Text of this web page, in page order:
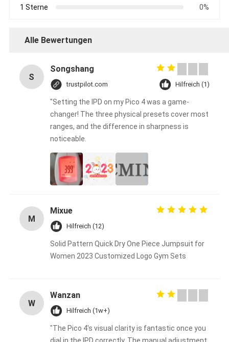
1 Sterne
0%
Alle Bewertungen
S
Songshang
trustpilot.com Hilfreich (1)
"Setting the IPD on my Pico 4 was a game-
changer! The three physical presets cover most
ranges, and the difference in sharpness is
noticeable.
M
Mixue
Hilfreich (12)
Solid Pattern Quick Dry One Piece Jumpsuit for
Women 2023 Customized Logo Gym Sets
W
Wanzan
Hilfreich (1w+)
"The Pico 4's visual clarity is fantastic once you